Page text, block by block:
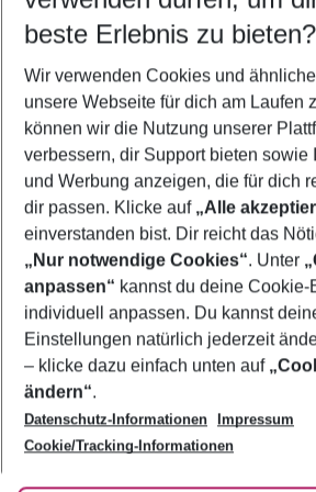
5-8 Nächte
2 Erwachsene Keine Kinder
Mehr Filter anzeigen
Footer
Footer navigation
Über uns
AGB
Bestpreisgarantie
Cookie-Einstellungen ändern
Cookie-Richtlinie
Agenturbetreuung
Barrierefreies Reisen
Folge uns
beste Erlebnis zu bieten?
Wir verwenden Cookies und
unsere Webseite für dich am Laufen
können wir die Nutzung unserer
verbessern, dir Support bieten sowie
und Werbung anzeigen, die für dich
dir passen. Klicke auf „Alle
einverstanden bist. Dir reicht das
„Nur notwendige Cookies“. Unter
anpassen“ kannst du deine Cookie-
individuell anpassen. Du kannst
Einstellungen natürlich jederzeit
– klicke dazu einfach unten auf
ändern“.
Datenschutz-Informationen
Impressum
Cookie/Tracking-Informationen